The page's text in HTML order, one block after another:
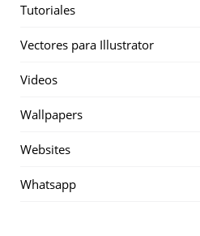
Tutoriales
Vectores para Illustrator
Videos
Wallpapers
Websites
Whatsapp